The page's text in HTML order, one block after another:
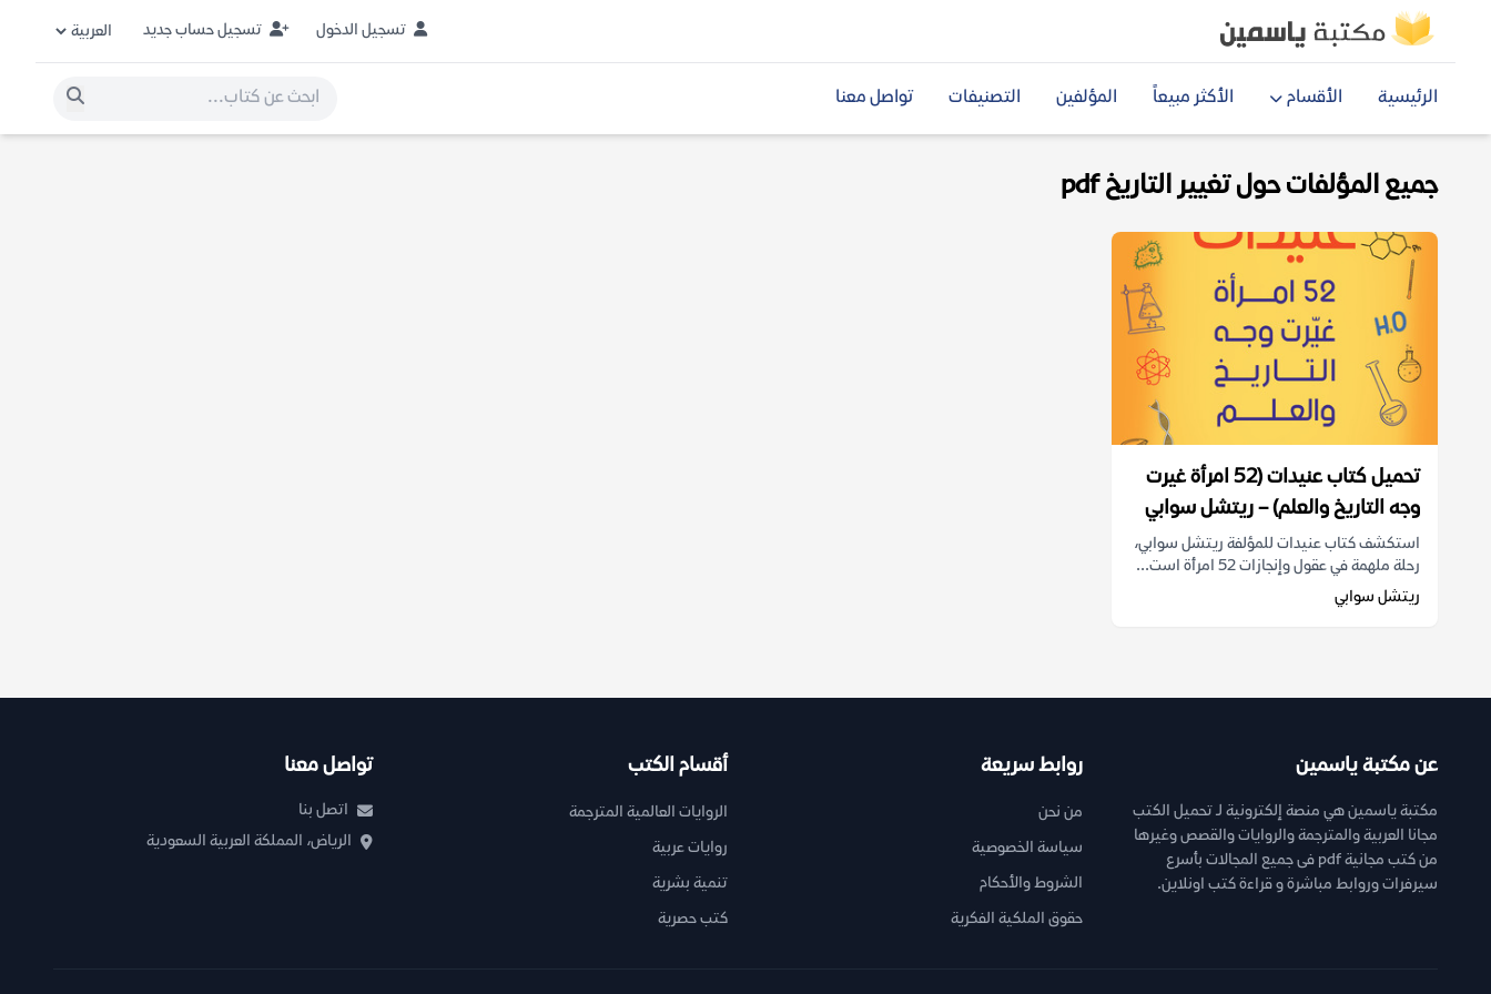
تسجيل الدخول تسجيل حساب جديد
الرئيسية الأقسام الأكثر مبيعاً المؤلفين التصنيفات تواصل معنا
جميع المؤلفات حول تغيير التاريخ pdf
تحميل كتاب عنيدات (52 امرأة غيرت
وجه التاريخ والعلم) – ريتشل سوابي
استكشف كتاب عنيدات للمؤلفة ريتشل سوابي،
رحلة ملهمة في عقول وإنجازات 52 امرأة است...
ريتشل سوابي
عن مكتبة ياسمين
مكتبة ياسمين هي منصة إلكترونية لـ تحميل الكتب
مجانا العربية والمترجمة والروايات والقصص وغيرها
من كتب مجانية pdf فى جميع المجالات بأسرع
سيرفرات وروابط مباشرة و قراءة كتب اونلاين.
روابط سريعة
من نحن
سياسة الخصوصية
الشروط والأحكام
حقوق الملكية الفكرية
أقسام الكتب
الروايات العالمية المترجمة
روايات عربية
تنمية بشرية
كتب حصرية
تواصل معنا
اتصل بنا
الرياض، المملكة العربية السعودية